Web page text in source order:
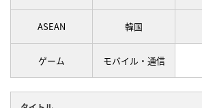
ASEAN 韓国
ゲーム モバイル・通信